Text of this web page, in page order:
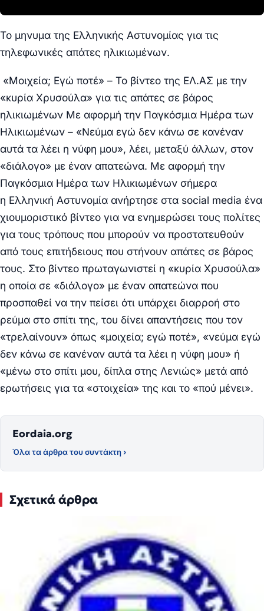
Το μηνυμα της Ελληνικής Αστυνομίας για τις
τηλεφωνικές απάτες ηλικιωμένων.
«Μοιχεία; Εγώ ποτέ» – Το βίντεο της ΕΛ.ΑΣ με την
«κυρία Χρυσούλα» για τις απάτες σε βάρος
ηλικιωμένων Με αφορμή την Παγκόσμια Ημέρα των
Ηλικιωμένων – «Νεύμα εγώ δεν κάνω σε κανέναν
αυτά τα λέει η νύφη μου», λέει, μεταξύ άλλων, στον
«διάλογο» με έναν απατεώνα. Με αφορμή την
Παγκόσμια Ημέρα των Ηλικιωμένων σήμερα
η Ελληνική Αστυνομία ανήρτησε στα social media ένα
χιουμοριστικό βίντεο για να ενημερώσει τους πολίτες
για τους τρόπους που μπορούν να προστατευθούν
από τους επιτήδειους που στήνουν απάτες σε βάρος
τους. Στο βίντεο πρωταγωνιστεί η «κυρία Χρυσούλα»
η οποία σε «διάλογο» με έναν απατεώνα που
προσπαθεί να την πείσει ότι υπάρχει διαρροή στο
ρεύμα στο σπίτι της, του δίνει απαντήσεις που τον
«τρελαίνουν» όπως «μοιχεία; εγώ ποτέ», «νεύμα εγώ
δεν κάνω σε κανέναν αυτά τα λέει η νύφη μου» ή
«μένω στο σπίτι μου, δίπλα στης Λενιώς» μετά από
ερωτήσεις για τα «στοιχεία» της και το «πού μένει».
Eordaia.org
Όλα τα άρθρα του συντάκτη ›
Σχετικά άρθρα